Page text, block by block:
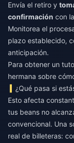
Envía el retiro y
confirmación con
Monitorea el
plazo establecido,
anticipación.
Para obtener un
hermana sobre
¿Qué pasa si
Esto afecta
tus beans no
convencional. Una
real de billeteras: